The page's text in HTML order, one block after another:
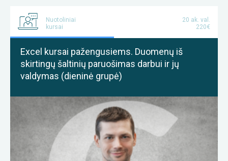
Nuotoliniai
kursai
20 ak. val.
220€
Excel kursai pažengusiems. Duomenų iš
skirtingų šaltinių paruošimas darbui ir jų
valdymas (dieninė grupė)